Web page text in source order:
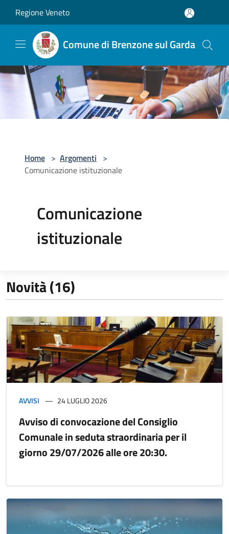
Regione Veneto
Comune di Brenzone sul Garda
Home > Argomenti >
Comunicazione istituzionale
Comunicazione
istituzionale
Novità (16)
AVVISI 24 LUGLIO 2026
Avviso di convocazione del Consiglio
Comunale in seduta straordinaria per il
giorno 29/07/2026 alle ore 20:30.